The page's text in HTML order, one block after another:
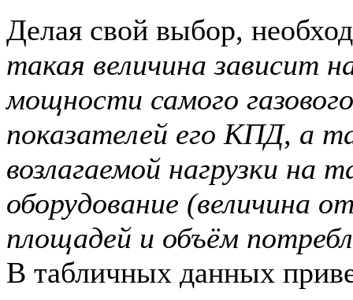
Делая свой выбор,
такая величина зависит
мощности самого
показателей его КПД, а
возлагаемой нагрузки на
оборудование (величина
площадей и объём
В табличных данных